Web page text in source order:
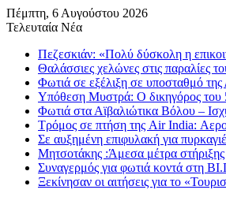
Πέμπτη, 6 Αυγούστου 2026
Τελευταία Νέα
Πεζεσκιάν: «Πολύ δύσκολη η
Θαλάσσιες χελώνες στις παραλίες
Φωτιά σε εξέλιξη σε υποσταθμό
Υπόθεση Μυστρά: Ο δικηγόρος του
Φωτιά στα Αϊβαλιώτικα Βόλου –
Τρόμος σε πτήση της Air India:
Σε αυξημένη επιφυλακή για
Μητσοτάκης :Άμεσα μέτρα στήριξης
Συναγερμός για φωτιά κοντά στη
Ξεκίνησαν οι αιτήσεις για το